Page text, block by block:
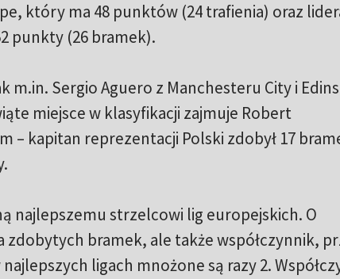
który ma 48 punktów (24 trafienia) oraz
punkty (26 bramek).
m.in. Sergio Aguero z Manchesteru City i
miejsce w klasyfikacji zajmuje Robert
– kapitan reprezentacji Polski zdobył 17
najlepszemu strzelcowi lig europejskich. O
bramek, ale także współczynnik,
ligach mnożone są razy 2.